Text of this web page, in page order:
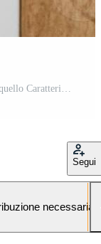
Segui
necessaria